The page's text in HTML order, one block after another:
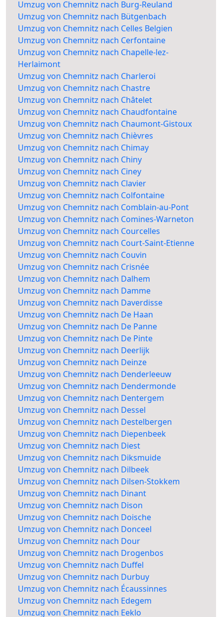
Umzug von Chemnitz nach Burg-Reuland
Umzug von Chemnitz nach Bütgenbach
Umzug von Chemnitz nach Celles Belgien
Umzug von Chemnitz nach Cerfontaine
Umzug von Chemnitz nach Chapelle-lez-
Herlaimont
Umzug von Chemnitz nach Charleroi
Umzug von Chemnitz nach Chastre
Umzug von Chemnitz nach Châtelet
Umzug von Chemnitz nach Chaudfontaine
Umzug von Chemnitz nach Chaumont-Gistoux
Umzug von Chemnitz nach Chièvres
Umzug von Chemnitz nach Chimay
Umzug von Chemnitz nach Chiny
Umzug von Chemnitz nach Ciney
Umzug von Chemnitz nach Clavier
Umzug von Chemnitz nach Colfontaine
Umzug von Chemnitz nach Comblain-au-Pont
Umzug von Chemnitz nach Comines-Warneton
Umzug von Chemnitz nach Courcelles
Umzug von Chemnitz nach Court-Saint-Etienne
Umzug von Chemnitz nach Couvin
Umzug von Chemnitz nach Crisnée
Umzug von Chemnitz nach Dalhem
Umzug von Chemnitz nach Damme
Umzug von Chemnitz nach Daverdisse
Umzug von Chemnitz nach De Haan
Umzug von Chemnitz nach De Panne
Umzug von Chemnitz nach De Pinte
Umzug von Chemnitz nach Deerlijk
Umzug von Chemnitz nach Deinze
Umzug von Chemnitz nach Denderleeuw
Umzug von Chemnitz nach Dendermonde
Umzug von Chemnitz nach Dentergem
Umzug von Chemnitz nach Dessel
Umzug von Chemnitz nach Destelbergen
Umzug von Chemnitz nach Diepenbeek
Umzug von Chemnitz nach Diest
Umzug von Chemnitz nach Diksmuide
Umzug von Chemnitz nach Dilbeek
Umzug von Chemnitz nach Dilsen-Stokkem
Umzug von Chemnitz nach Dinant
Umzug von Chemnitz nach Dison
Umzug von Chemnitz nach Doische
Umzug von Chemnitz nach Donceel
Umzug von Chemnitz nach Dour
Umzug von Chemnitz nach Drogenbos
Umzug von Chemnitz nach Duffel
Umzug von Chemnitz nach Durbuy
Umzug von Chemnitz nach Écaussinnes
Umzug von Chemnitz nach Edegem
Umzug von Chemnitz nach Eeklo